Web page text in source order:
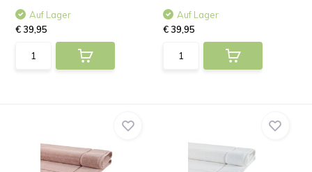
Auf Lager
€ 39,95
Auf Lager
€ 39,95